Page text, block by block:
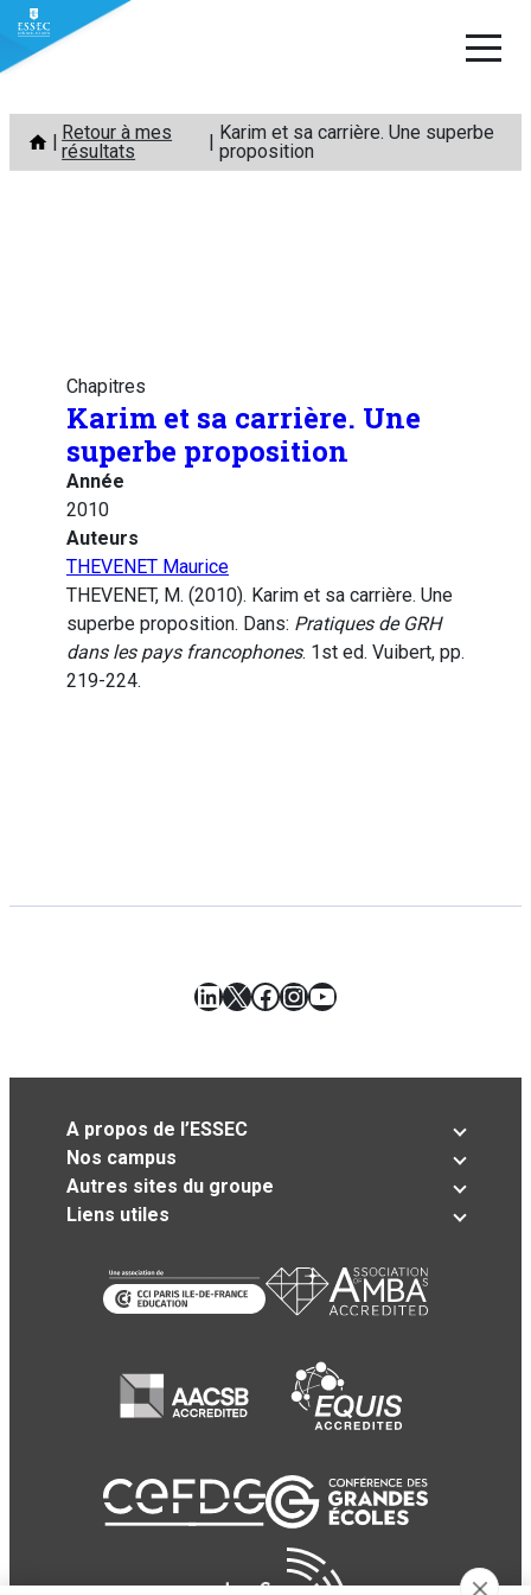
Aller
contenu
Retour à mes
résultats
Karim et sa carrière. Une superbe
proposition
Chapitres
Karim et sa carrière. Une
superbe proposition
Année
2010
Auteurs
THEVENET Maurice
THEVENET, M. (2010). Karim et sa carrière. Une
superbe proposition. Dans: Pratiques de GRH
dans les pays francophones. 1st ed. Vuibert, pp.
219-224.
LinkedIn
X Facebook
Instagram
YouTube
A propos de l’ESSEC
Nos campus
Autres sites du groupe
Liens utiles